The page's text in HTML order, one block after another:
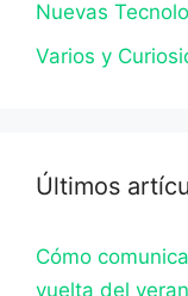
Nuevas
Varios y
Últimos
Cómo
vuelta del